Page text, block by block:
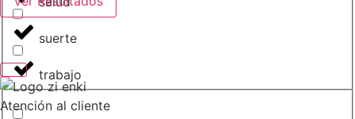
suerte
trabajo
Atención al cliente